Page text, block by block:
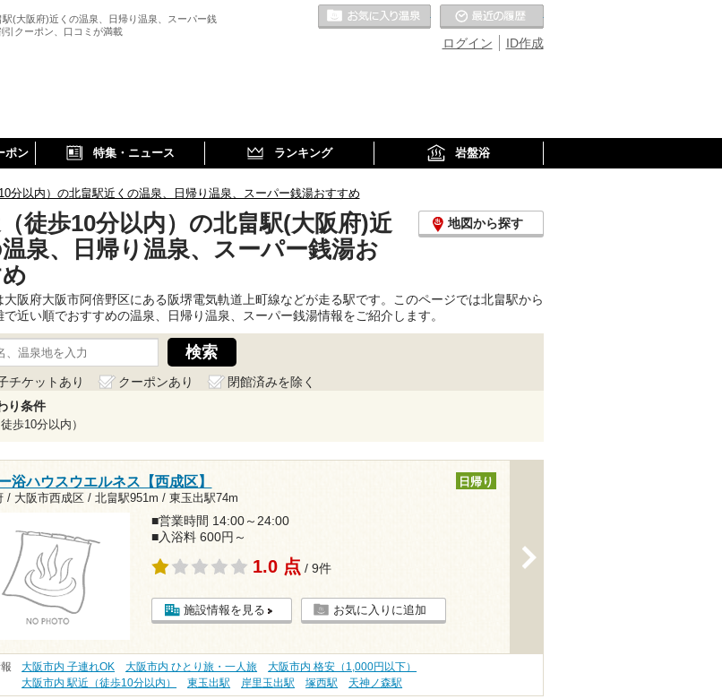
(大阪府)近くの温泉、日帰り温泉、スーパー銭
引クーポン、口コミが満載
ID作成
ログイン
お気に入りの温泉
ポン 特集・ニュース ランキング 岩盤浴
分以内）の北畠駅近くの温泉、日帰り温泉、スーパー銭湯おすすめ
徒歩10分以内）の北畠駅(大阪府)近
温泉、日帰り温泉、スーパー銭湯お
地図から探す
大阪府大阪市阿倍野区にある阪堺電気軌道上町線などが走る駅です。このページでは北畠駅から
で近い順でおすすめの温泉、日帰り温泉、スーパー銭湯情報をご紹介します。
チケットあり クーポンあり
閉館済みを除く
り条件
歩10分以内）
浴ハウスウエルネス【西成区】
/ 大阪市西成区 / 北畠駅951m / 東玉出駅74m
日帰り
■営業時間 14:00～24:00
■入浴料 600円～
1.0 点 / 9件
施設情報を見る お気に入りに追加
大阪市内 子連れOK 大阪市内 ひとり旅・一人旅
大阪市内 格安（1,000円以下）
大阪市内 駅近（徒歩10分以内）
東玉出駅 岸里玉出駅 塚西駅 天神ノ森駅